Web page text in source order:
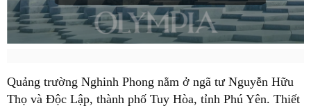
Quảng trường Nghinh Phong nằm ở ngã tư Nguyễn Hữu
Thọ và Độc Lập, thành phố Tuy Hòa, tỉnh Phú Yên. Thiết